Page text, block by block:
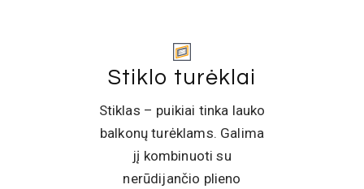
Stiklo turėklai
Stiklas – puikiai tinka lauko
balkonų turėklams. Galima
jį kombinuoti su
nerūdijančio plieno